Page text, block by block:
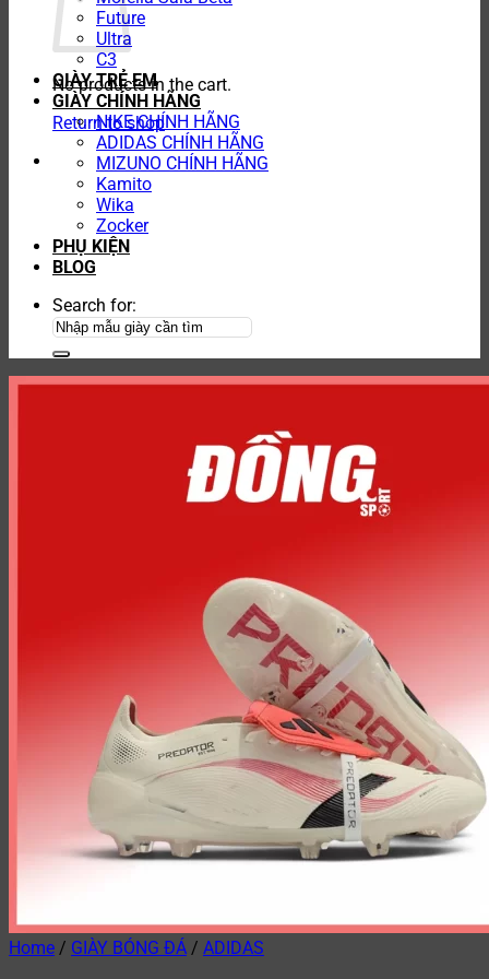
No products in the cart.
Return to shop
Future
Ultra
C3
GIÀY TRẺ EM
GIÀY CHÍNH HÃNG
NIKE CHÍNH HÃNG
ADIDAS CHÍNH HÃNG
MIZUNO CHÍNH HÃNG
Kamito
Wika
Zocker
PHỤ KIỆN
BLOG
Search for:
Home / GIÀY BÓNG ĐÁ / ADIDAS